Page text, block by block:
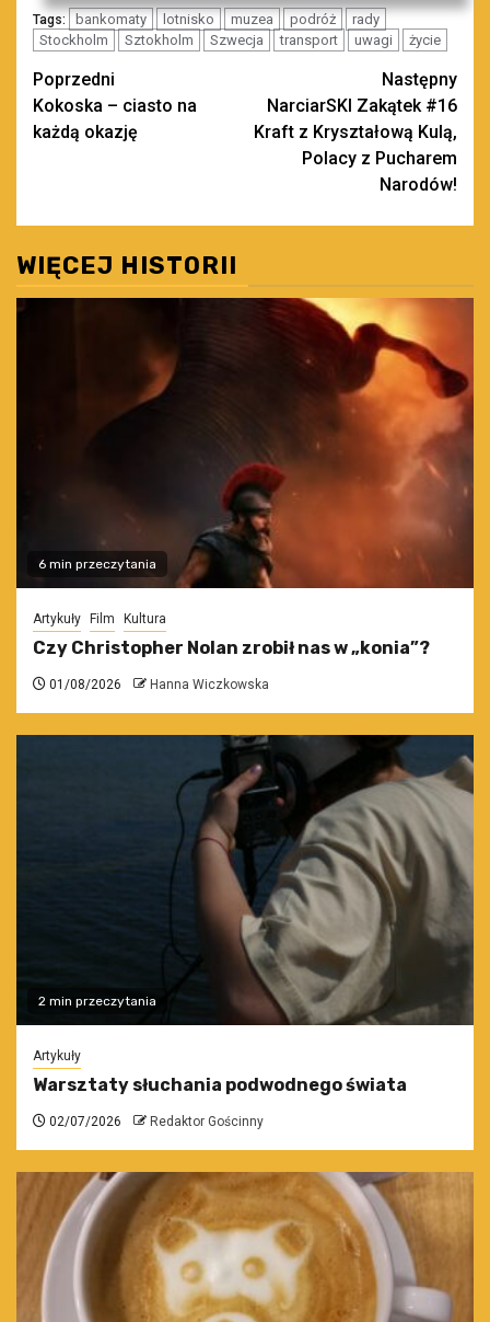
Tags: bankomaty lotnisko muzea podróż
rady
Stockholm
Sztokholm Szwecja transport uwagi życie
Zobacz
wpisy
Poprzedni
Kokoska – ciasto na
każdą okazję
Następny
NarciarSKI Zakątek #16
Kraft z Kryształową Kulą,
Polacy z Pucharem
Narodów!
WIĘCEJ HISTORII
6 min przeczytania
Artykuły Film Kultura
Czy Christopher Nolan zrobił nas w „konia”?
01/08/2026 Hanna Wiczkowska
2 min przeczytania
Artykuły
Warsztaty słuchania podwodnego świata
02/07/2026 Redaktor Gościnny